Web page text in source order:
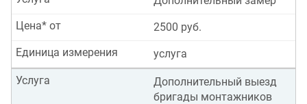
2500 руб.
Цена* от
услуга
Единица измерения
Дополнительный выезд
бригады монтажников
Услуга